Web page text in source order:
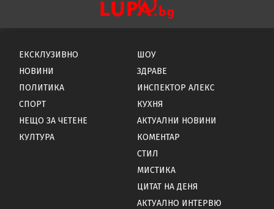
ЕКСКЛУЗИВНО
НОВИНИ
ПОЛИТИКА
СПОРТ
НЕЩО ЗА ЧЕТЕНЕ
КУЛТУРА
ШОУ
ЗДРАВЕ
ИНСПЕКТОР АЛЕКС
КУХНЯ
АКТУАЛНИ НОВИНИ
КОМЕНТАР
СТИЛ
МИСТИКА
ЦИТАТ НА ДЕНЯ
АКТУАЛНО ИНТЕРВЮ